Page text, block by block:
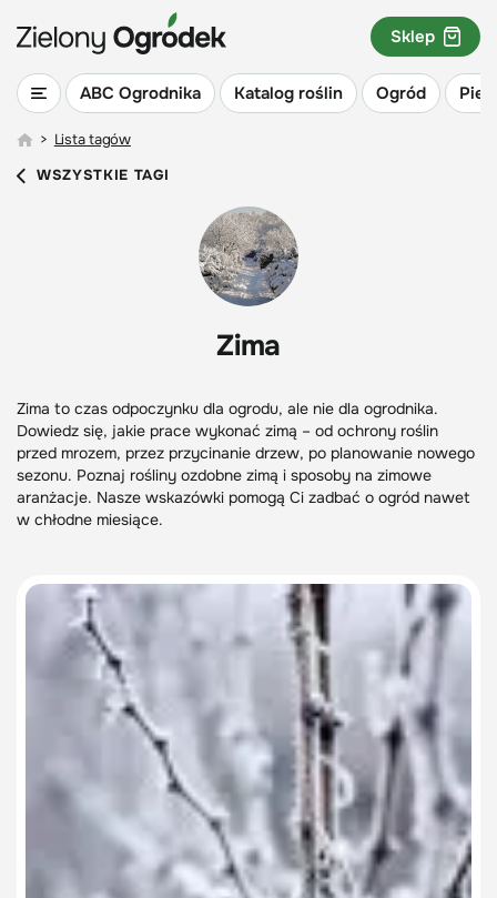
ABC Ogrodnika Katalog roślin Ogród
Sklep
> Lista tagów
WSZYSTKIE TAGI
Zima
Zima to czas odpoczynku dla ogrodu, ale nie dla ogrodnika.
Dowiedz się, jakie prace wykonać zimą – od ochrony roślin
przed mrozem, przez przycinanie drzew, po planowanie nowego
sezonu. Poznaj rośliny ozdobne zimą i sposoby na zimowe
aranżacje. Nasze wskazówki pomogą Ci zadbać o ogród nawet
w chłodne miesiące.